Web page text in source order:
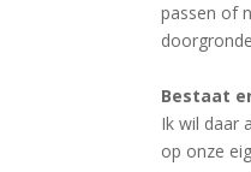
passen of
Bestaat
Ik wil daar
op onze